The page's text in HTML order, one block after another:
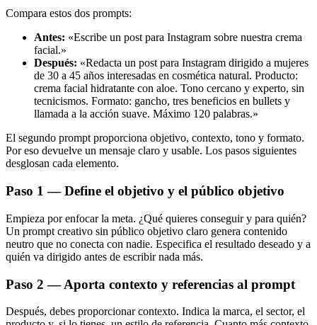
Compara estos dos prompts:
Antes: «Escribe un post para Instagram sobre nuestra crema
facial.»
Después: «Redacta un post para Instagram dirigido a mujeres
de 30 a 45 años interesadas en cosmética natural. Producto:
crema facial hidratante con aloe. Tono cercano y experto, sin
tecnicismos. Formato: gancho, tres beneficios en bullets y
llamada a la acción suave. Máximo 120 palabras.»
El segundo prompt proporciona objetivo, contexto, tono y formato.
Por eso devuelve un mensaje claro y usable. Los pasos siguientes
desglosan cada elemento.
Paso 1 — Define el objetivo y el público objetivo
Empieza por enfocar la meta. ¿Qué quieres conseguir y para quién?
Un prompt creativo sin público objetivo claro genera contenido
neutro que no conecta con nadie. Especifica el resultado deseado y a
quién va dirigido antes de escribir nada más.
Paso 2 — Aporta contexto y referencias al prompt
Después, debes proporcionar contexto. Indica la marca, el sector, el